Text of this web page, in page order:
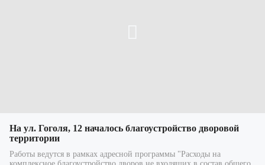
На ул. Гоголя, 12 началось благоустройство дворовой
территории
Работы ведутся в рамках адресной программы "Расходы на